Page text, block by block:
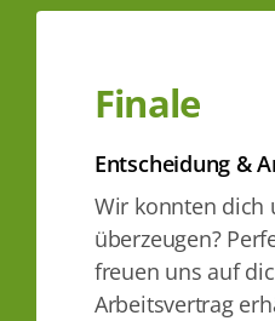
Finale
Entscheidung &
Wir konnten dich
überzeugen?
freuen uns auf
Arbeitsvertrag